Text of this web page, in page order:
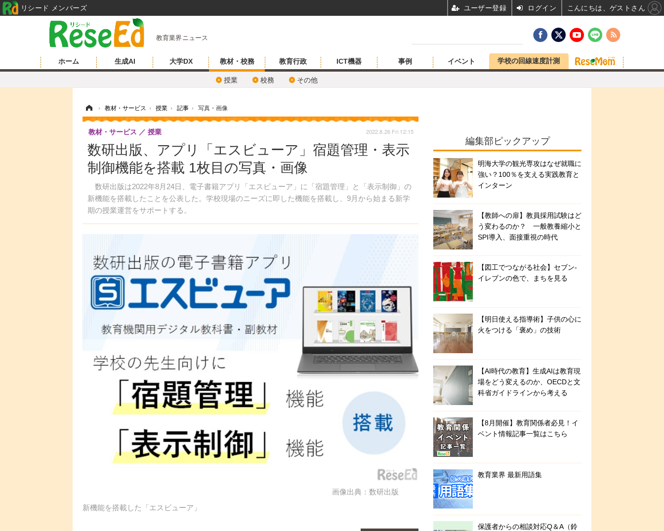
教育業界ニュース
ホーム 生成AI 大学DX 教材・校務
授業 校務 その他
教育行政 ICT機器 事例 イベント 学校の回線速度計測
› 教材・サービス › 授業 › 記事 › 写真・画像
数研出版、アプリ「エスビューア」宿題管理・表示
制御機能を搭載 1枚目の写真・画像
数研出版は2022年8月24日、電子書籍アプリ「エスビューア」に「宿題管理」と「表示制御」の
新機能を搭載したことを公表した。学校現場のニーズに即した機能を搭載し、9月から始まる新学
期の授業運営をサポートする。
教材・サービス 授業 2022.8.26 Fri 12:15
画像出典：数研出版
新機能を搭載した「エスビューア」
編集部ピックアップ
明海大学の観光専攻はなぜ就職に
強い？100％を支える実践教育と
インターン
【教師への扉】教員採用試験はど
う変わるのか？ 一般教養縮小と
SPI導入、面接重視の時代
【図工でつながる社会】セブン‐
イレブンの色で、まちを見る
【明日使える指導術】子供の心に
火をつける「褒め」の技術
【AI時代の教育】生成AIは教育現
場をどう変えるのか、OECDと文
科省ガイドラインから考える
【8月開催】教育関係者必見！イ
ベント情報記事一覧はこちら
教育業界 最新用語集
保護者からの相談対応Q＆A（鈴
リシード メンバーズ ユーザー登録 ログイン こんにちは、ゲストさん